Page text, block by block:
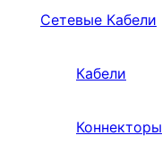
Сетевые Кабели
Кабели
Коннекторы